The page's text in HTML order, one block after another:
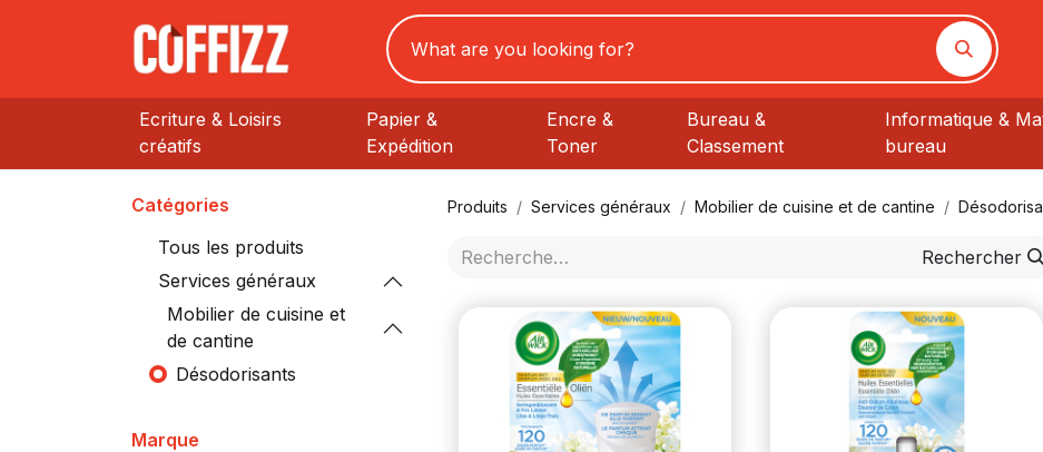
Ecriture & Loisirs
créatifs
Papier &
Expédition
Encre &
Toner
Bureau &
Classement
Informatique &
bureau
Catégories
Tous les produits
Services généraux
Mobilier de cuisine et
de cantine
Désodorisants
Marque
Produits Services généraux Mobilier de cuisine et de cantine
Rechercher